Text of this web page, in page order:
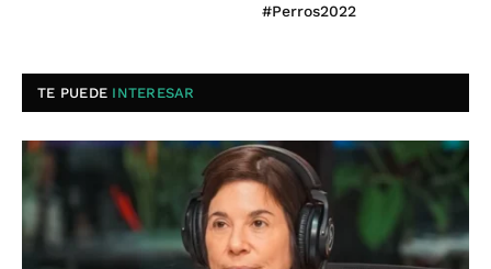
#Perros2022
TE PUEDE INTERESAR